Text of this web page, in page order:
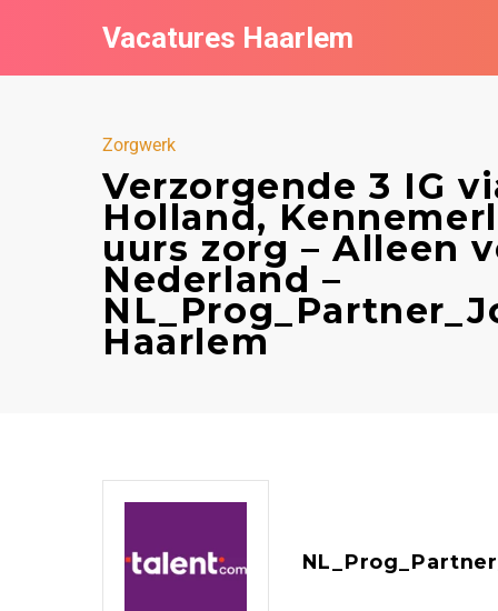
Vacatures Haarlem
Zorgwerk
Verzorgende 3 IG
Holland,
uurs zorg – Alleen
Nederland –
Haarlem